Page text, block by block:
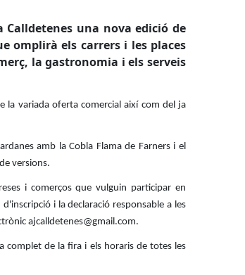
una nova edició de
omplirà els carrers i les places
la gastronomia i els serveis
la variada oferta comercial així com del ja
amb la Cobla Flama de Farners i el
versions.
i comerços que vulguin participar en
i la declaració responsable a les
ajcalldetenes@gmail.com.
complet de la fira i els horaris de totes les